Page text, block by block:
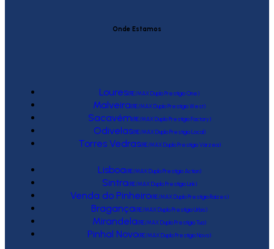
Onde Estamos
Loures(RE/MAX Duplo Prestígio One)
Malveira(RE/MAX Duplo Prestígio West)
Sacavém(RE/MAX Duplo Prestígio Factory)
Odivelas(RE/MAX Duplo Prestígio Local)
Torres Vedras(RE/MAX Duplo Prestígio Várzea)
Lisboa(RE/MAX Duplo Prestígio Action)
Sintra(RE/MAX Duplo Prestígio Link)
Venda do Pinheiro(RE/MAX Duplo Prestígio Raízes)
Bragança(RE/MAX Duplo Prestígio Urbis)
Mirandela(RE/MAX Duplo Prestígio Tua)
Pinhal Novo(RE/MAX Duplo Prestígio Novo)